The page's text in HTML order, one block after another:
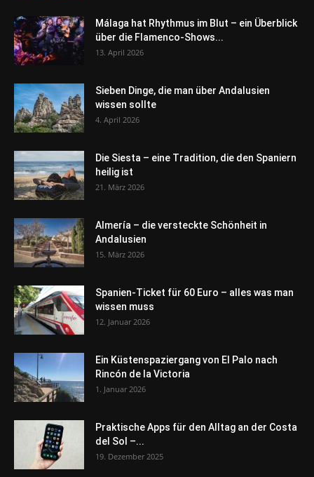
Málaga hat Rhythmus im Blut – ein Überblick
über die Flamenco-Shows...
13. April 2026
Sieben Dinge, die man über Andalusien
wissen sollte
4. April 2026
Die Siesta – eine Tradition, die den Spaniern
heilig ist
21. März 2026
Almería – die versteckte Schönheit in
Andalusien
15. März 2026
Spanien-Ticket für 60 Euro – alles was man
wissen muss
12. Januar 2026
Ein Küstenspaziergang von El Palo nach
Rincón de la Victoria
1. Januar 2026
Praktische Apps für den Alltag an der Costa
del Sol –...
19. Dezember 2025